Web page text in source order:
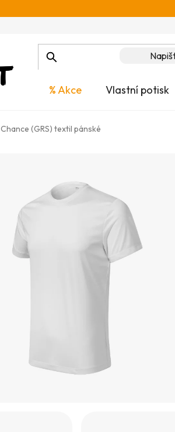
% Akce Vlastní potisk
Chance (GRS) textil pánské